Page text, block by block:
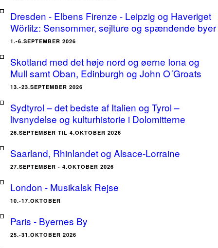
Dresden - Elbens Firenze - Leipzig og Haveriget
Wörlitz: Sensommer, sejlture og spændende byer
1.-6.SEPTEMBER 2026
Skotland med det høje nord og øerne Iona og
Mull samt Oban, Edinburgh og John O´Groats
13.-23.SEPTEMBER 2026
Sydtyrol – det bedste af Italien og Tyrol –
livsnydelse og kulturhistorie i Dolomitterne
26.SEPTEMBER TIL 4.OKTOBER 2026
Saarland, Rhinlandet og Alsace-Lorraine
27.SEPTEMBER - 4.OKTOBER 2026
London - Musikalsk Rejse
10.-17.OKTOBER
Paris - Byernes By
25.-31.OKTOBER 2026